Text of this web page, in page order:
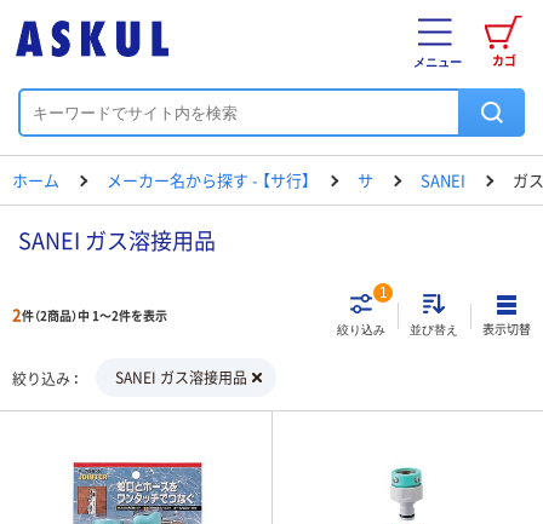
カゴ
メニュー
ホーム メーカー名から探す - 【サ行】 サ SANEI ガ
SANEI ガス溶接用品
2件（2商品）中 1～2件を表示
絞り込み
1
並び替え 表示切替
絞り込み SANEI ガス溶接用品